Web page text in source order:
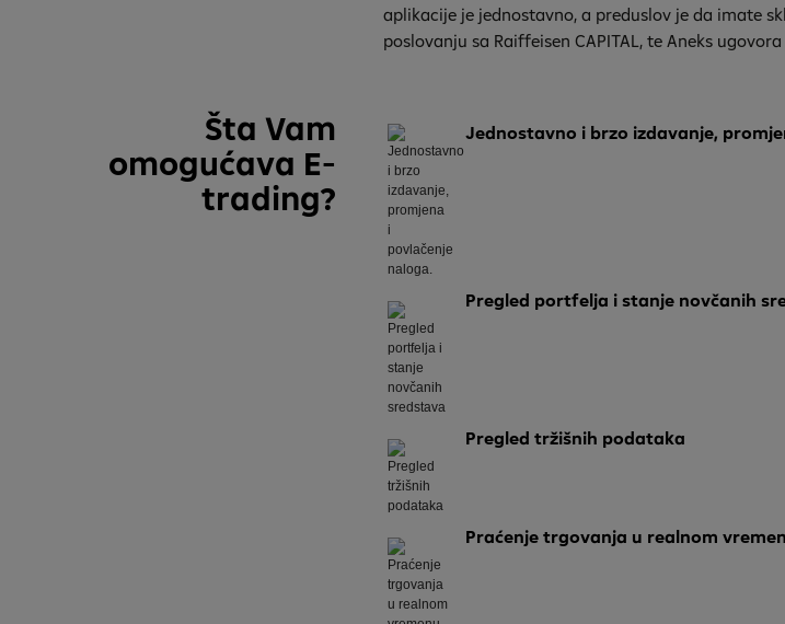
aplikacije je jednostavno, a preduslov je da imate
poslovanju sa Raiffeisen CAPITAL, te Aneks
Šta Vam
omogućava E-
trading?
Jednostavno i brzo izdavanje,
Pregled portfelja i stanje novčanih
Pregled tržišnih podataka
Praćenje trgovanja u realnom